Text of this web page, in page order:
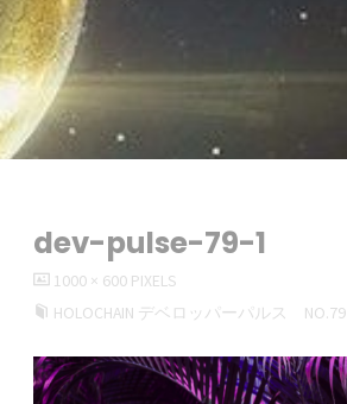
dev-pulse-79-1
FULL
SIZE
1000 × 600 PIXELS
HOLOCHAIN デベロッパーパルス NO.79